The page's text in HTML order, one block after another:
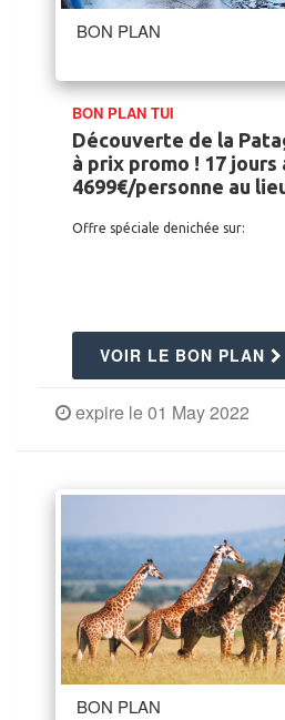
BON PLAN
BON PLAN TUI
Découverte de la
à prix promo ! 17 jours
4699€/personne au
Offre spéciale denichée sur:
VOIR LE BON PLAN
expire le 01 May 2022
BON PLAN